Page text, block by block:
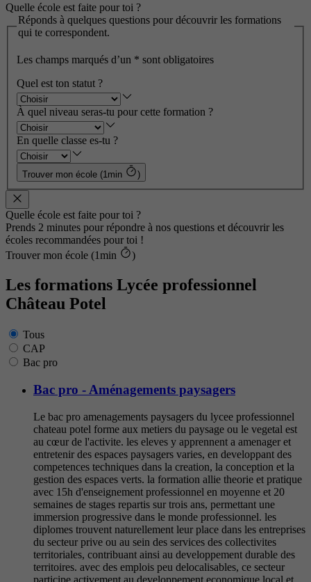
Quelle école est faite pour toi ?
Réponds à quelques questions pour découvrir les formations
qui te correspondent.
Les champs marqués d’un * sont obligatoires
Quel est ton statut ?
À quel niveau seras-tu pour cette formation ?
En quelle classe es-tu ?
Trouver mon école (1min )
Quelle école est faite pour toi ?
Prends 2 minutes pour répondre à nos questions et découvrir les
écoles recommandées pour toi !
Trouver mon école (1min
)
Les formations Lycée professionnel
Château Potel
Tous
CAP
Bac pro
Bac pro - Aménagements paysagers
Le bac pro amenagements paysagers du lycee professionnel
chateau potel forme aux metiers du paysage ou le vegetal est
au cœur de l'activite. les eleves y apprennent a amenager et
entretenir des espaces paysagers varies, en developpant des
competences techniques dans la creation, la conception et la
gestion des espaces verts. la formation allie theorie et pratique
avec 15h d'enseignement professionnel en moyenne et 20
semaines de stages repartis sur trois ans, permettant une
immersion progressive dans le monde professionnel. les
diplomes trouvent naturellement leur place dans les entreprises
du secteur prive ou au sein des services des collectivites
territoriales, contribuant ainsi au developpement durable des
territoires. avec des emplois peu delocalisables, ce secteur
participe activement au developpement economique local et